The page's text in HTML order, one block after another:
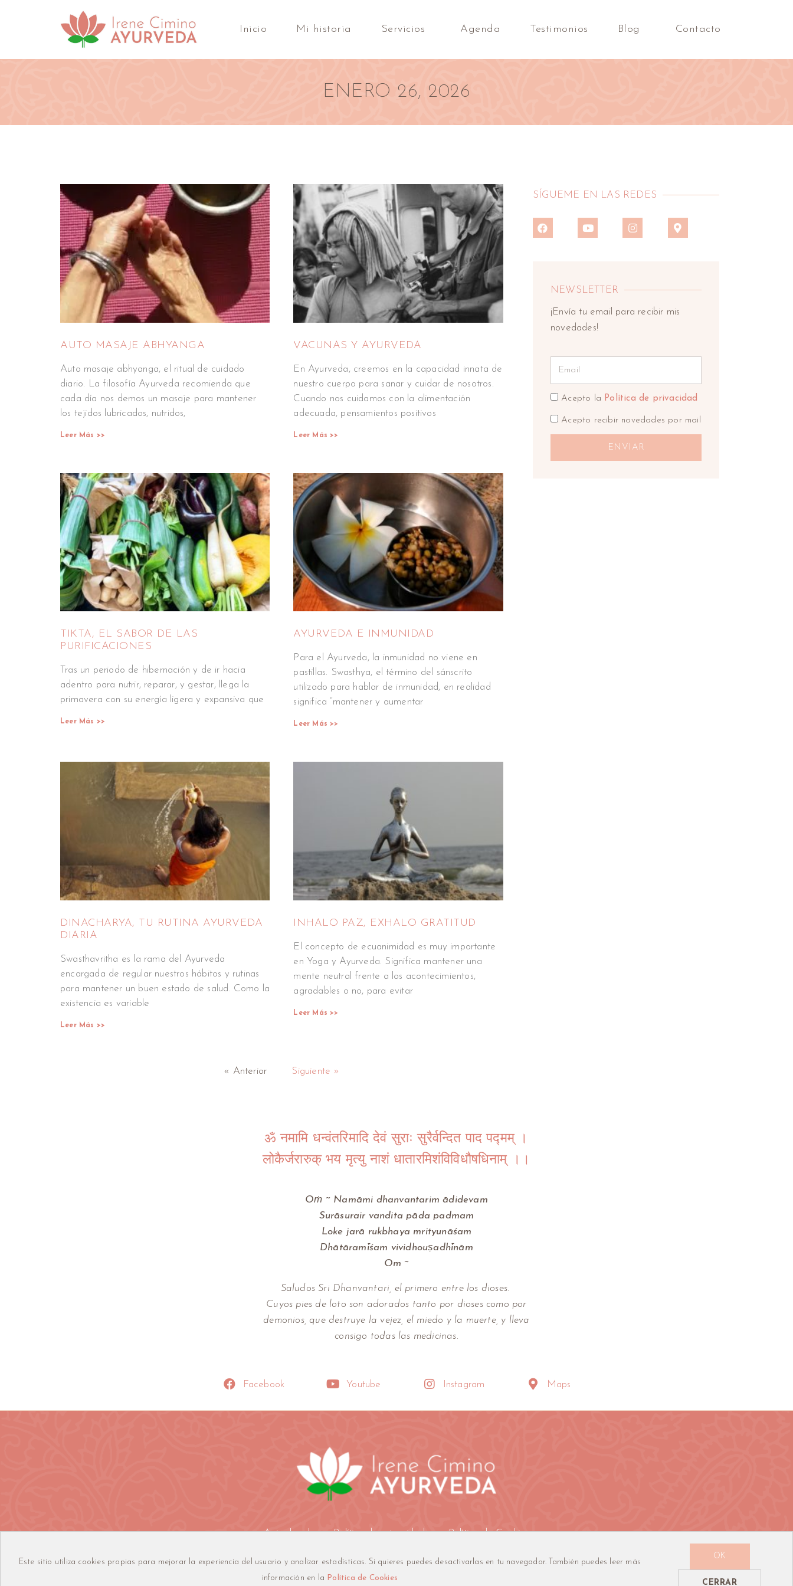
Este sitio utiliza cookies propias para mejorar la experiencia del usuario y analizar estadísticas. Si quieres puedes desactivarlas en tu navegador. También puedes leer más
información en la Política de Cookies
OK
CERRAR
Inicio Mi historia Servicios Agenda Testimonios Blog Contacto
ENERO 26, 2026
AUTO MASAJE ABHYANGA
Auto masaje abhyanga, el ritual de cuidado
diario. La filosofía Ayurveda recomienda que
cada día nos demos un masaje para mantener
los tejidos lubricados, nutridos,
Leer Más >>
VACUNAS Y AYURVEDA
En Ayurveda, creemos en la capacidad innata de
nuestro cuerpo para sanar y cuidar de nosotros.
Cuando nos cuidamos con la alimentación
adecuada, pensamientos positivos
Leer Más >>
TIKTA, EL SABOR DE LAS
PURIFICACIONES
Tras un periodo de hibernación y de ir hacia
adentro para nutrir, reparar, y gestar, llega la
primavera con su energía ligera y expansiva que
Leer Más >>
AYURVEDA E INMUNIDAD
Para el Ayurveda, la inmunidad no viene en
pastillas. Swasthya, el término del sánscrito
utilizado para hablar de inmunidad, en realidad
significa “mantener y aumentar
Leer Más >>
DINACHARYA, TU RUTINA AYURVEDA
DIARIA
Swasthavritha es la rama del Ayurveda
encargada de regular nuestros hábitos y rutinas
para mantener un buen estado de salud. Como la
existencia es variable
Leer Más >>
INHALO PAZ, EXHALO GRATITUD
El concepto de ecuanimidad es muy importante
en Yoga y Ayurveda. Significa mantener una
mente neutral frente a los acontecimientos,
agradables o no, para evitar
Leer Más >>
« Anterior Siguiente »
SÍGUEME EN LAS REDES
NEWSLETTER
¡Envía tu email para recibir mis
novedades!
Acepto la Política de privacidad
Acepto recibir novedades por mail
ENVIAR
ॐ नमामि धन्वंतरिमादि देवं सुराः सुरैर्वन्दित पाद पद्मम् ।
लोकैर्जरारुक् भय मृत्यु नाशं धातारमिशंविविधौषधिनाम् ।।
Oṁ ~ Namāmi dhanvantarim ādidevam
Surāsurair vandita pāda padmam
Loke jarā rukbhaya mrityunāśam
Dhātāramīśam vividhouṣadhīnām
Om ~
Saludos Sri Dhanvantari, el primero entre los dioses.
Cuyos pies de loto son adorados tanto por dioses como por
demonios, que destruye la vejez, el miedo y la muerte, y lleva
consigo todas las medicinas.
Facebook Youtube Instagram Maps
Aviso legal Política de privacidad Política de Cookies
www.ireneciminoayurveda.com 2026 Todos los derechos reservados Creada con ❤ por Edgar Hugas